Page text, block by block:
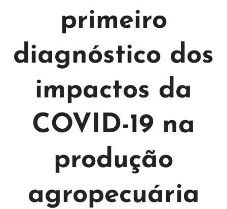
primeiro
diagnóstico dos
impactos da
COVID-19 na
produção
agropecuária